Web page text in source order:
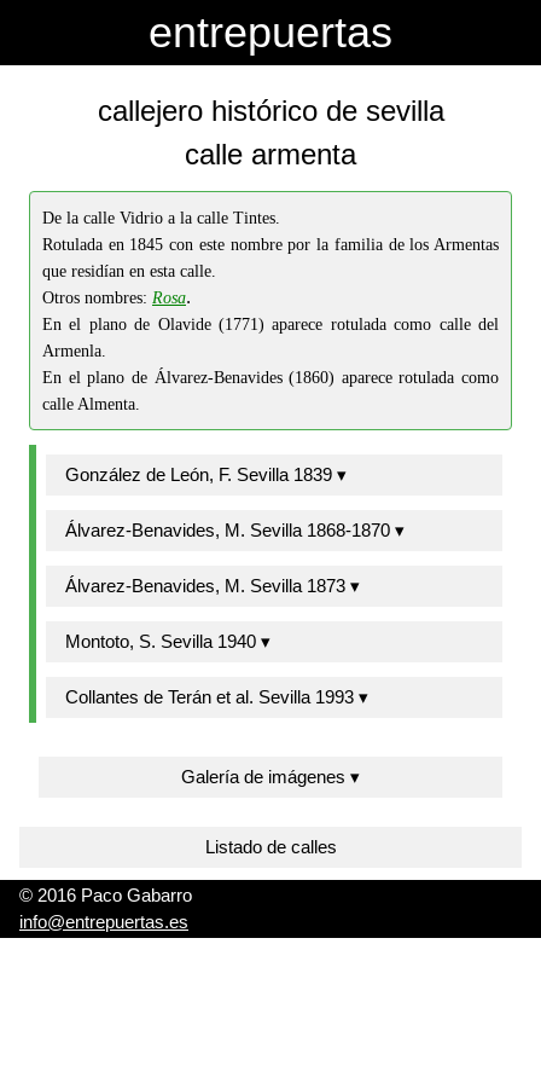
entrepuertas
callejero histórico de sevilla
calle armenta
De la calle Vidrio a la calle Tintes.
Rotulada en 1845 con este nombre por la familia de los Armentas
que residían en esta calle.
Otros nombres: Rosa.
En el plano de Olavide (1771) aparece rotulada como calle del
Armenla.
En el plano de Álvarez-Benavides (1860) aparece rotulada como
calle Almenta.
González de León, F. Sevilla 1839 ▾
Álvarez-Benavides, M. Sevilla 1868-1870 ▾
Álvarez-Benavides, M. Sevilla 1873 ▾
Montoto, S. Sevilla 1940 ▾
Collantes de Terán et al. Sevilla 1993 ▾
Galería de imágenes ▾
Listado de calles
© 2016 Paco Gabarro
info@entrepuertas.es